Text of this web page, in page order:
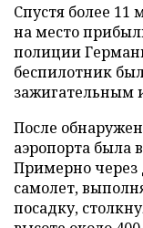
Спустя более
на место
полиции
беспилотник
зажигательным
После
аэропорта была
Примерно через
самолет,
посадку,